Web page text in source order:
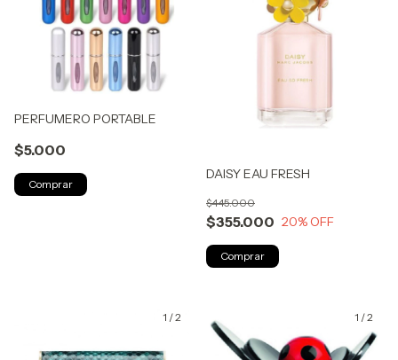
PERFUMERO PORTABLE
$5.000
Comprar
DAISY EAU FRESH
$355.000
$445.000
20% OFF
1 /2 1 /2